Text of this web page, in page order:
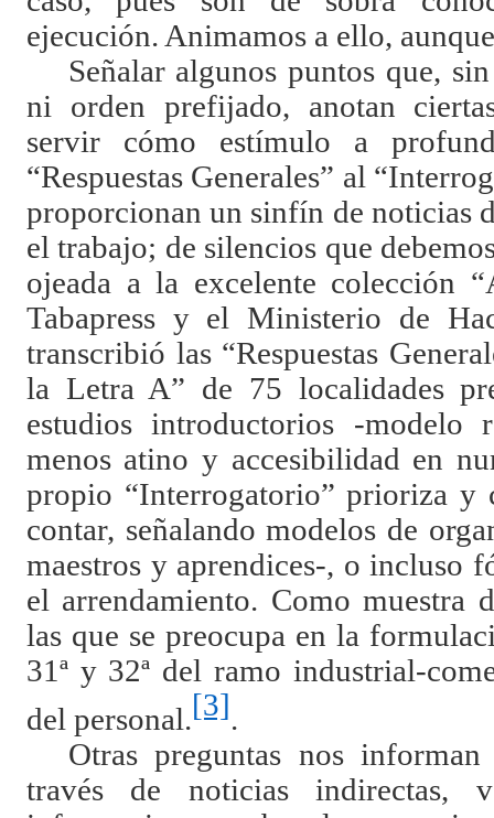
ejecución. Animamos a ello,
Señalar algunos puntos que,
ni orden prefijado, anotan
servir cómo estímulo a
“Respuestas Generales” al
proporcionan un sinfín de noticias
el trabajo; de silencios que
ojeada a la excelente colección
Tabapress y el Ministerio de
transcribió las “Respuestas
la Letra A” de 75 localidades
estudios introductorios -modelo
menos atino y accesibilidad en
propio “Interrogatorio” prioriza y
contar, señalando modelos de
maestros y aprendices-, o incluso
el arrendamiento. Como muestra
las que se preocupa en la
31ª y 32ª del ramo industrial-
del personal.[3].
Otras preguntas nos
través de noticias indirectas,